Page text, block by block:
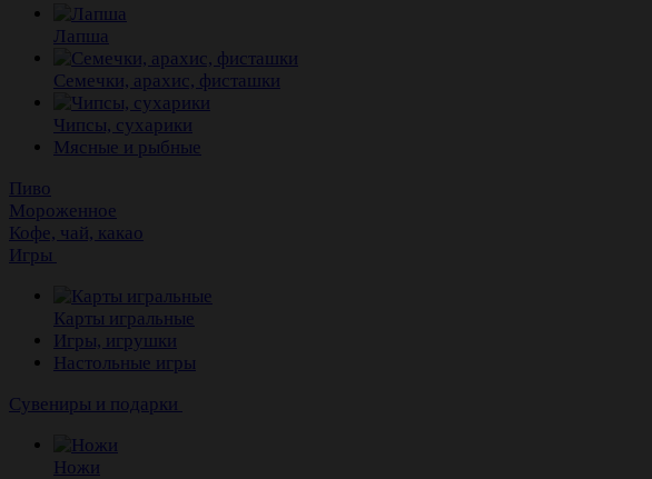
Лапша
Семечки, арахис, фисташки
Чипсы, сухарики
Мясные и рыбные
Пиво
Мороженное
Кофе, чай, какао
Игры
Карты игральные
Игры, игрушки
Настольные игры
Сувениры и подарки
Ножи